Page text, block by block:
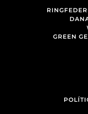
GREEN